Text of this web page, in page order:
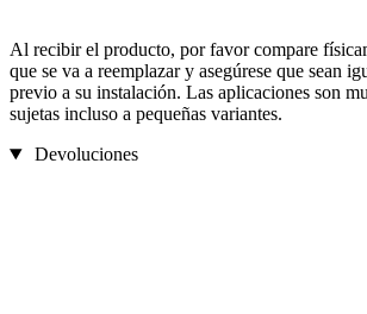
Al recibir el producto, por favor compare
que se va a reemplazar y asegúrese que sean
previo a su instalación. Las aplicaciones son
sujetas incluso a pequeñas variantes.
Devoluciones